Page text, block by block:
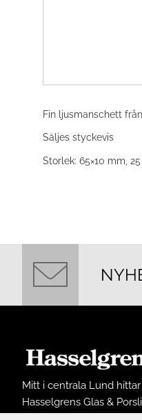
Fin ljusmanschett
Säljes styckevis
Storlek: 65×10 mm,
Mitt i centrala Lund
Hasselgrens Glas &